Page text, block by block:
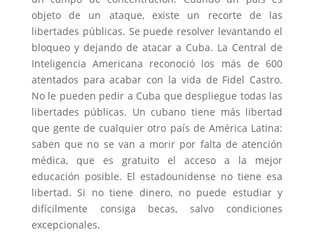
objeto de un ataque, existe un recorte de las
libertades públicas. Se puede resolver levantando el
bloqueo y dejando de atacar a Cuba. La Central de
Inteligencia Americana reconoció los más de 600
atentados para acabar con la vida de Fidel Castro.
No le pueden pedir a Cuba que despliegue todas las
libertades públicas. Un cubano tiene más libertad
que gente de cualquier otro país de América Latina:
saben que no se van a morir por falta de atención
médica, que es gratuito el acceso a la mejor
educación posible. El estadounidense no tiene esa
libertad. Si no tiene dinero, no puede estudiar y
difícilmente consiga becas, salvo condiciones
excepcionales.